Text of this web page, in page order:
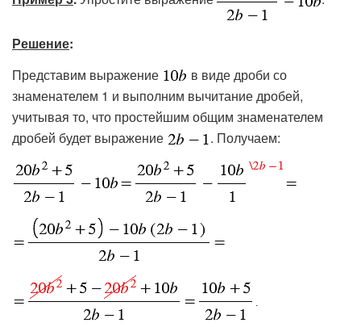
Решение:
Представим выражение
в виде дроби со
знаменателем 1 и выполним вычитание дробей,
учитывая то, что простейшим общим знаменателем
дробей будет выражение
. Получаем: